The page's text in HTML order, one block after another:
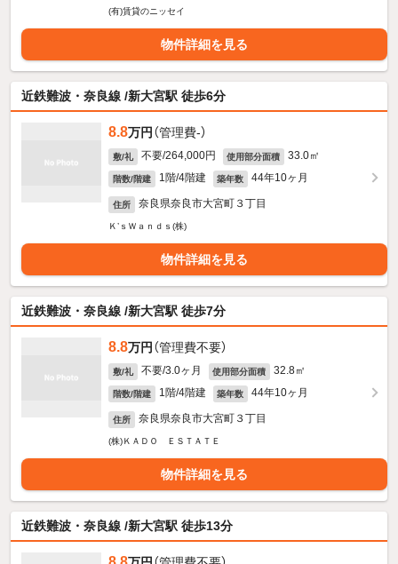
(有)賃貸のニッセイ
物件詳細を見る
近鉄難波・奈良線 /新大宮駅 徒歩6分
8.8万円 （管理費-）
敷/礼 不要/264,000円 使用部分面積 33.0㎡
階数/階建 1階/4階建 築年数 44年10ヶ月
住所 奈良県奈良市大宮町３丁目
Ｋ’ｓＷａｎｄｓ(株)
物件詳細を見る
近鉄難波・奈良線 /新大宮駅 徒歩7分
8.8万円 （管理費不要）
敷/礼 不要/3.0ヶ月 使用部分面積 32.8㎡
階数/階建 1階/4階建 築年数 44年10ヶ月
住所 奈良県奈良市大宮町３丁目
(株)ＫＡＤＯ ＥＳＴＡＴＥ
物件詳細を見る
近鉄難波・奈良線 /新大宮駅 徒歩13分